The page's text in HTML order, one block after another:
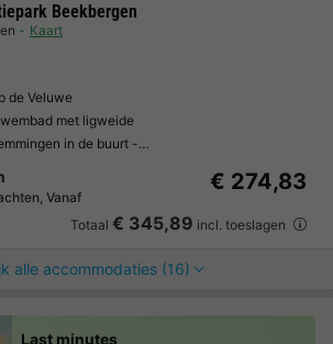
Beekbergen
Kaart
de Veluwe
met ligweide
in de buurt -…
Vanaf
€ 274,83
Totaal € 345,89 incl. toeslagen
alle accommodaties (16)
Last minutes